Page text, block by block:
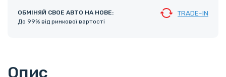
ОБМІНЯЙ СВОЕ АВТО НА НОВЕ:
До 99% від ринкової вартості
TRADE-IN
Опис